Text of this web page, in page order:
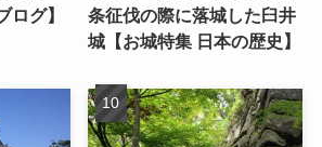
ログ】
条征伐の際に落城した臼井
城【お城特集 日本の歴史】